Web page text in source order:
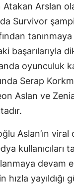
Atakan Arslan
Survivor
tanınmaya
başarılarıyla
oyunculuk
Serap
Aslan ve
Aslan’ın viral
kullanıcıları
devam
hızla yayıldığı